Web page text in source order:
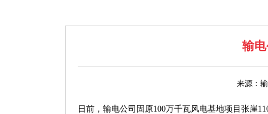
输
来源：
日前，输电公司固原100万千瓦风电基地项目张崖